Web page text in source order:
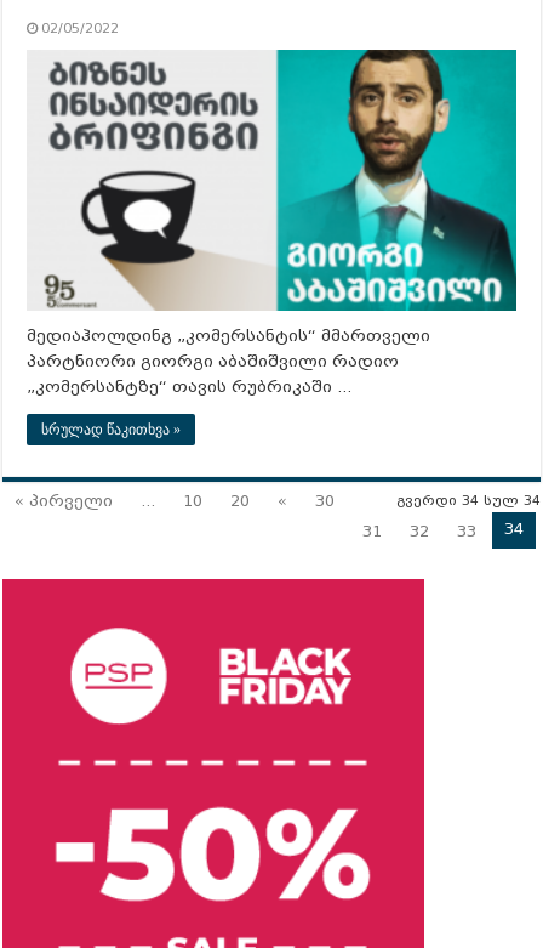
02/05/2022
მედიაჰოლდინგ „კომერსანტის“ მმართველი
პარტნიორი გიორგი აბაშიშვილი რადიო
„კომერსანტზე“ თავის რუბრიკაში …
სრულად წაკითხვა »
გვერდი 34 სულ 34
« პირველი ... 10 20 «
30
31
32 33 34